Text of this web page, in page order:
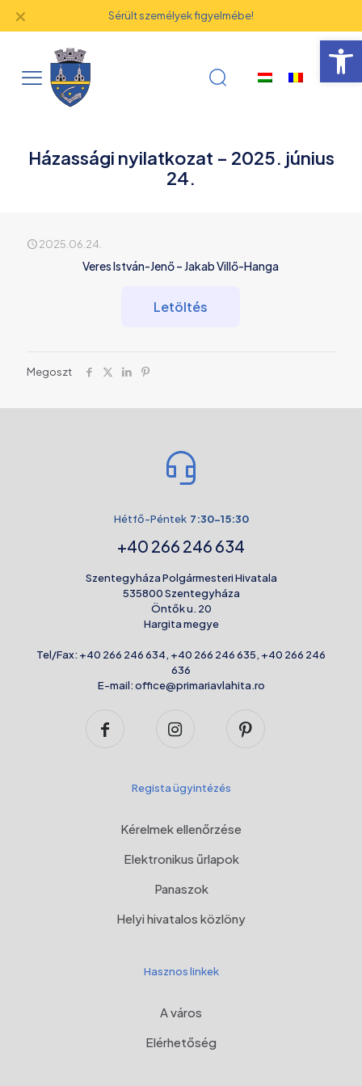
Sérült személyek figyelmébe!
✕
Házassági nyilatkozat – 2025. június
24.
2025.06.24.
Veres István-Jenő – Jakab Villő-Hanga
Letöltés
Megoszt
Hétfő-Péntek 7:30-15:30
+40 266 246 634
Szentegyháza Polgármesteri Hivatala
535800 Szentegyháza
Öntők u. 20
Hargita megye
Tel/Fax: +40 266 246 634, +40 266 246 635, +40 266 246
636
E-mail:office@primariavlahita.ro
Regista ügyintézés
Kérelmek ellenőrzése
Elektronikus űrlapok
Panaszok
Helyi hivatalos közlöny
Hasznos linkek
A város
Elérhetőség